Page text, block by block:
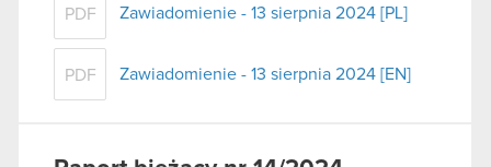
PDF Zawiadomienie - 13 sierpnia 2024 [PL]
PDF Zawiadomienie - 13 sierpnia 2024 [EN]